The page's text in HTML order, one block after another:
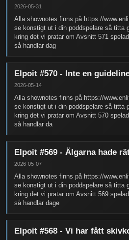
2026-05-31
Alla shownotes finns på https://
se konstigt ut i din poddspelare så titta
kring det vi pratar om Avsnitt 571
så handlar dag
Elpoit #570 - Inte en
2026-05-14
Alla shownotes finns på https://
se konstigt ut i din poddspelare så titta
kring det vi pratar om Avsnitt 570
så handlar da
Elpoit #569 - Älgarna hade
2026-05-07
Alla shownotes finns på https://
se konstigt ut i din poddspelare så titta
kring det vi pratar om Avsnitt 569
så handlar dage
Elpoit #568 - Vi har fått